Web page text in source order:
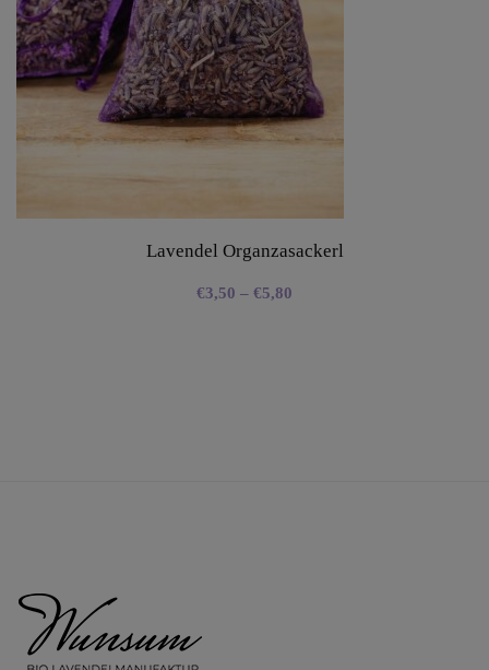
Lavendel Organzasackerl
€3,50 – €5,80